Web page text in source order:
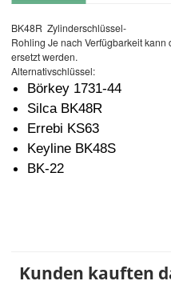
BK48R Zylinderschlüssel-
Rohling Je nach Verfügbarkeit
ersetzt werden.
Alternativschlüssel:
Börkey 1731-44
Silca BK48R
Errebi KS63
Keyline BK48S
BK-22
Kunden kauften